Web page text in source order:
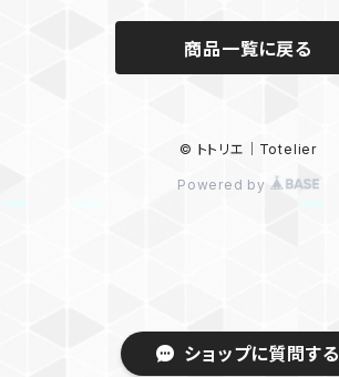
ショップに質問する
商品一覧に戻る
© トトリエ｜Totelier
Powered by